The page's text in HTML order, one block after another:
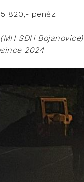
820,- peněz.
SDH Bojanovice)
2024